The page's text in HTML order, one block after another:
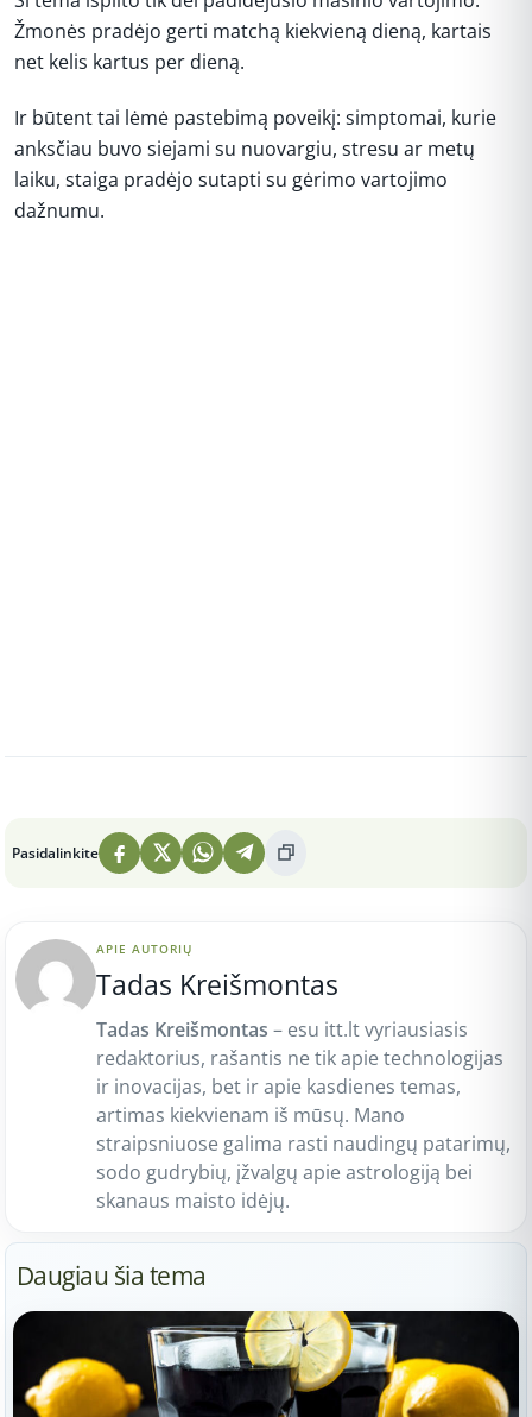
Žmonės pradėjo gerti matchą kiekvieną dieną, kartais
net kelis kartus per dieną.
Ir būtent tai lėmė pastebimą poveikį: simptomai, kurie
anksčiau buvo siejami su nuovargiu, stresu ar metų
laiku, staiga pradėjo sutapti su gėrimo vartojimo
dažnumu.
Pasidalinkite
APIE AUTORIŲ
Tadas Kreišmontas
Tadas Kreišmontas – esu itt.lt vyriausiasis
redaktorius, rašantis ne tik apie technologijas
ir inovacijas, bet ir apie kasdienes temas,
artimas kiekvienam iš mūsų. Mano
straipsniuose galima rasti naudingų patarimų,
sodo gudrybių, įžvalgų apie astrologiją bei
skanaus maisto idėjų.
Daugiau šia tema